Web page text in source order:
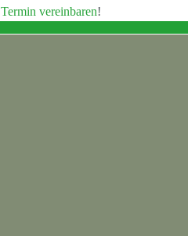
Termin vereinbaren!